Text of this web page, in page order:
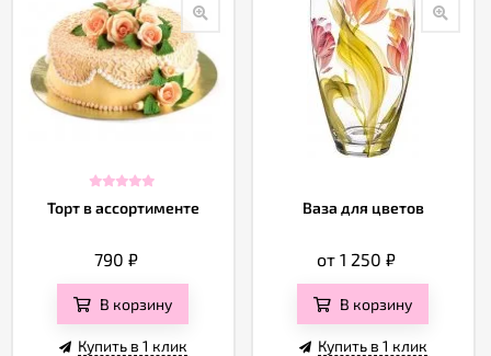
Торт в ассортименте
790₽
В корзину
Купить в 1 клик
Ваза для цветов
от 1 250₽
В корзину
Купить в 1 клик